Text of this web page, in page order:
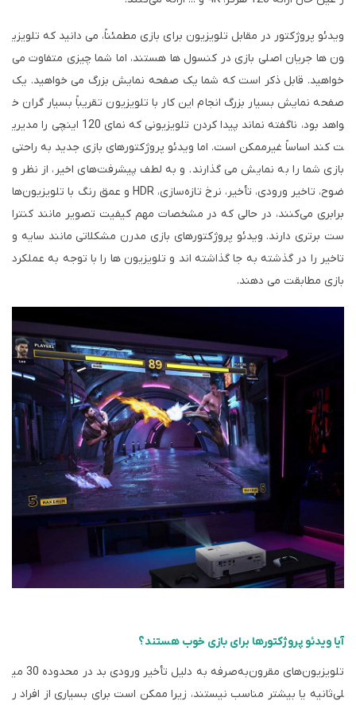
ویدئو پروژکتور در مقابل تلویزیون برای بازی مطمئناً، می دانید که تلویزی
ون ها جریان اصلی بازی در کنسول ها هستند، اما شما چیزی متفاوت می
خواهید. قابل ذکر است که شما یک صفحه نمایش بزرگ می خواهید. یک
صفحه نمایش بسیار بزرگ انجام این کار با تلویزیون تقریباً بسیار گران خ
واهد بود، ناگفته نماند پیدا کردن تلویزیونی که نمای 120 اینچی را مدیری
ت کند اساساً غیرممکن است. اما ویدئو پروژکتورهای بازی جدید به راحتی
بازی شما را به نمایش می گذارند. و به لطف پیشرفت‌های اخیر، از نظر و
ضوح، تاخیر ورودی، تأخیر، نرخ تازه‌سازی، HDR و عمق رنگ با تلویزیون‌ها
برابری می‌کنند، در حالی که در مشخصات مهم کیفیت تصویر مانند کنترا
ست برتری دارند. ویدئو پروژکتورهای بازی مدرن مشکلاتی مانند سایه و
تاخیر را در گذشته به جا گذاشته اند و تلویزیون ها را با توجه به عملکرد
بازی مطابقت می دهند.
آیا ویدئو پروژکتورها برای بازی خوب هستند؟
تلویزیون‌های مقرون‌به‌صرفه به دلیل تأخیر ورودی بد در محدوده 30 می
لی‌ثانیه یا بیشتر مناسب نیستند، زیرا ممکن است برای بسیاری از افراد ر